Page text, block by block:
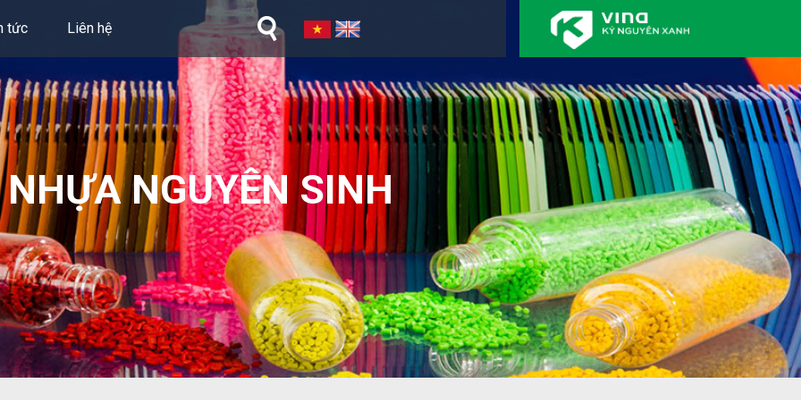
tức Liên hệ
NHỰA NGUYÊN SINH